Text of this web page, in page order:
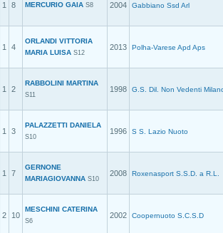
1 8 MERCURIO GAIA S8 2004 Gabbiano Ssd Arl
1 4
ORLANDI VITTORIA
MARIA LUISA S12
2013 Polha-Varese Apd Aps
1 2
RABBOLINI MARTINA
S11
1998 G.S. Dil. Non Vedenti
1 3
PALAZZETTI DANIELA
S10
1996 S S. Lazio Nuoto
1 7
GERNONE
MARIAGIOVANNA S10
2008 Roxenasport S.S.D. a R.L.
2 10
MESCHINI CATERINA
S6
2002 Coopernuoto S.C.S.D